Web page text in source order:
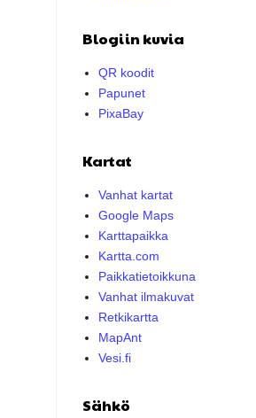
Blogiin kuvia
QR koodit
Papunet
PixaBay
Kartat
Vanhat kartat
Google Maps
Karttapaikka
Kartta.com
Paikkatietoikkuna
Vanhat ilmakuvat
Retkikartta
MapAnt
Vesi.fi
Sähkö